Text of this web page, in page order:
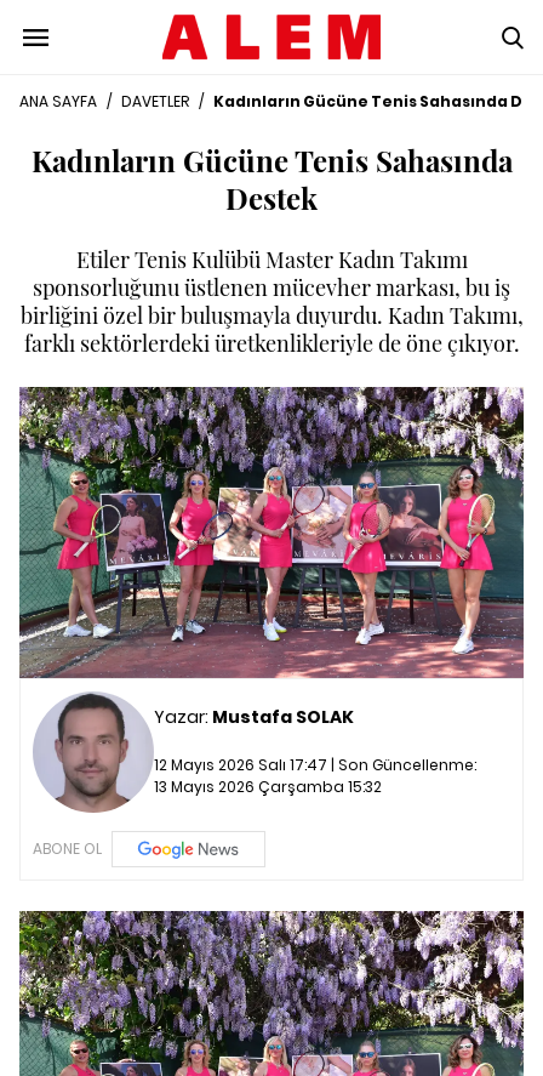
ANA SAYFA / DAVETLER / Kadınların Gücüne Tenis Sahasında
Kadınların Gücüne Tenis Sahasında
Destek
Etiler Tenis Kulübü Master Kadın Takımı
sponsorluğunu üstlenen mücevher markası, bu iş
birliğini özel bir buluşmayla duyurdu. Kadın Takımı,
farklı sektörlerdeki üretkenlikleriyle de öne çıkıyor.
Yazar: Mustafa SOLAK
12 Mayıs 2026 Salı 17:47 | Son Güncellenme:
13 Mayıs 2026 Çarşamba 15:32
ABONE OL